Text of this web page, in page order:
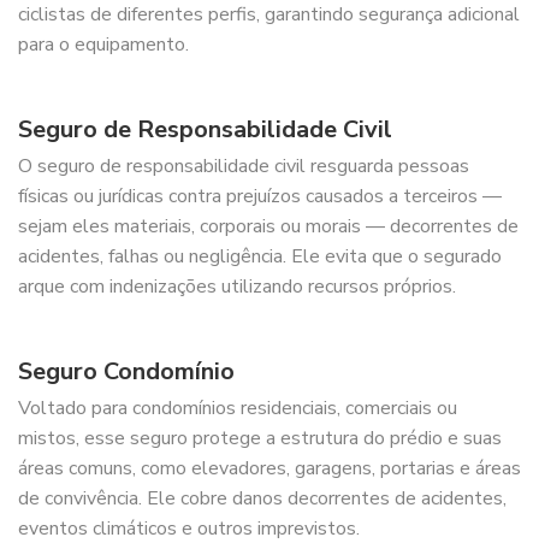
ciclistas de diferentes perfis, garantindo segurança adicional
para o equipamento.
Seguro de Responsabilidade Civil
O seguro de responsabilidade civil resguarda pessoas
físicas ou jurídicas contra prejuízos causados a terceiros —
sejam eles materiais, corporais ou morais — decorrentes de
acidentes, falhas ou negligência. Ele evita que o segurado
arque com indenizações utilizando recursos próprios.
Seguro Condomínio
Voltado para condomínios residenciais, comerciais ou
mistos, esse seguro protege a estrutura do prédio e suas
áreas comuns, como elevadores, garagens, portarias e áreas
de convivência. Ele cobre danos decorrentes de acidentes,
eventos climáticos e outros imprevistos.